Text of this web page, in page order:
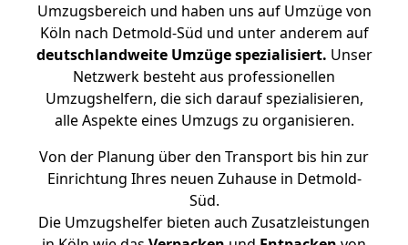
Umzugsbereich und haben uns auf Umzüge von
Köln nach Detmold-Süd und unter anderem auf
deutschlandweite Umzüge spezialisiert. Unser
Netzwerk besteht aus professionellen
Umzugshelfern, die sich darauf spezialisieren,
alle Aspekte eines Umzugs zu organisieren.
Von der Planung über den Transport bis hin zur
Einrichtung Ihres neuen Zuhause in Detmold-
Süd.
Die Umzugshelfer bieten auch Zusatzleistungen